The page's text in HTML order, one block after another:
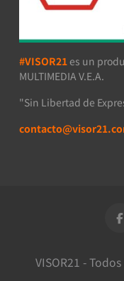
#VISOR21 es un
MULTIMEDIA V.E.A.
"Sin Libertad de
VISOR21 -